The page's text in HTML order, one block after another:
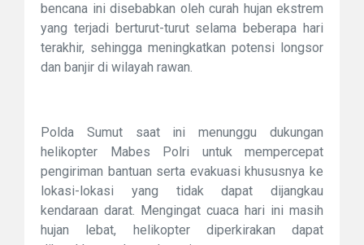
bencana ini disebabkan oleh curah hujan ekstrem
yang terjadi berturut-turut selama beberapa hari
terakhir, sehingga meningkatkan potensi longsor
dan banjir di wilayah rawan.
Polda Sumut saat ini menunggu dukungan
helikopter Mabes Polri untuk mempercepat
pengiriman bantuan serta evakuasi khususnya ke
lokasi-lokasi yang tidak dapat dijangkau
kendaraan darat. Mengingat cuaca hari ini masih
hujan lebat, helikopter diperkirakan dapat